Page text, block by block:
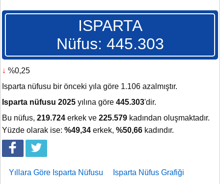
ISPARTA
Nüfus: 445.303
↓ %0,25
Isparta nüfusu bir önceki yıla göre 1.106 azalmıştır.
Isparta nüfusu 2025 yılına göre 445.303'dir.
Bu nüfus, 219.724 erkek ve 225.579 kadından oluşmaktadır.
Yüzde olarak ise: %49,34 erkek, %50,66 kadındır.
Yıllara Göre Isparta Nüfusu
Isparta Nüfus Grafiği